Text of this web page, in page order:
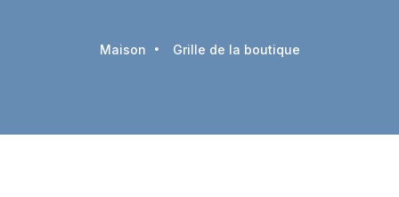
Maison Grille de la boutique